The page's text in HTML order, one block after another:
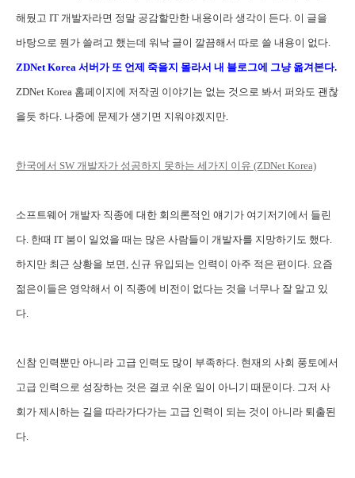
해뒀고 IT 개발자라면 정말 공감할만한 내용이라 생각이 든다. 이 글을
바탕으로 뭔가 쓸려고 했는데 워낙 글이 깔끔해서 따로 쓸 내용이 없다.
ZDNet Korea 서버가 또 언제 죽을지 몰라서 내 블로그에 그냥 옮겨본다.
ZDNet Korea 홈페이지에 저작권 이야기는 없는 것으로 봐서 퍼와도 괜찮
을듯 하다. 나중에 문제가 생기면 지워야겠지만.
한국에서 SW 개발자가 성공하지 못하는 세가지 이유 (ZDNet Korea)
소프트웨어 개발자 직종에 대한 회의론적인 얘기가 여기저기에서 들린
다. 한때 IT 붐이 일었을 때는 많은 사람들이 개발자를 지망하기도 했다.
하지만 최근 상황을 보면, 신규 유입되는 인력이 아주 적은 편이다. 요즘
젊은이들은 영악해서 이 직종에 비전이 없다는 것을 너무나 잘 알고 있
다.
신참 인력뿐만 아니라 고급 인력도 많이 부족하다. 현재의 사회 풍토에서
고급 인력으로 성장하는 것은 결코 쉬운 일이 아니기 때문이다. 그저 사
회가 제시하는 길을 따라가다가는 고급 인력이 되는 것이 아니라 퇴출된
다.